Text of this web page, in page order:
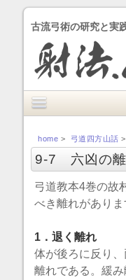
古流弓術の研究と実
home > 弓道四方山話 >
9-7 六凶の
弓道教本4巻の故
べき離れがありま
1．退く離れ
体が後ろに反り
離れである。緩み